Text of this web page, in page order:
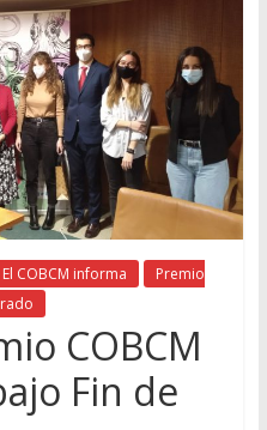
El COBCM informa
Premio
COBCM
Fin de